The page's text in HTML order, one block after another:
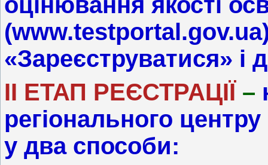
«Зареєструватися» і
ІІ ЕТАП РЕЄСТРАЦІЇ –
регіонального
у два способи: